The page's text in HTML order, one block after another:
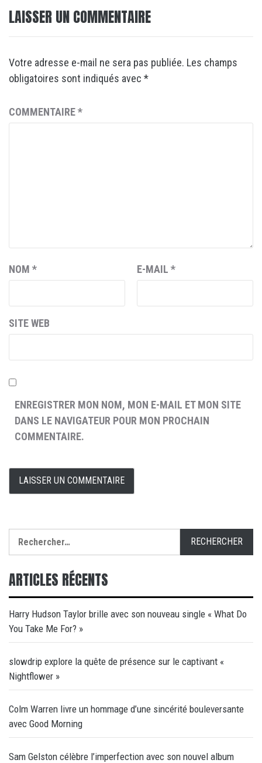
LAISSER UN COMMENTAIRE
Votre adresse e-mail ne sera pas publiée. Les champs
obligatoires sont indiqués avec *
COMMENTAIRE*
NOM * E-MAIL *
SITE WEB
ENREGISTRER MON NOM, MON E-MAIL ET MON SITE
DANS LE NAVIGATEUR POUR MON PROCHAIN
COMMENTAIRE.
ARTICLES RÉCENTS
Harry Hudson Taylor brille avec son nouveau single « What Do
You Take Me For? »
slowdrip explore la quête de présence sur le captivant «
Nightflower »
Colm Warren livre un hommage d’une sincérité bouleversante
avec Good Morning
Sam Gelston célèbre l’imperfection avec son nouvel album